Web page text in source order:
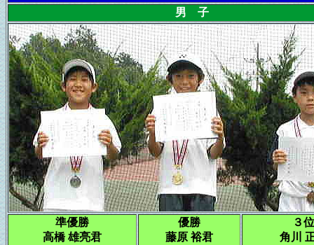
男 子
準優勝
高橋 雄亮君
優勝
藤原 裕君
３
角川